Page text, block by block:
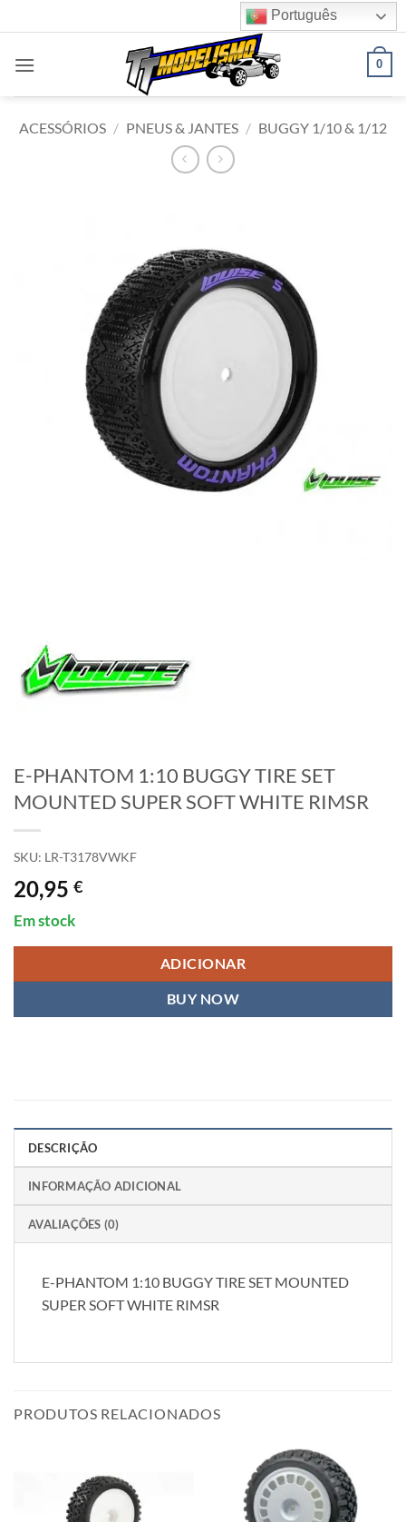
to
content
Português
0
ACESSÓRIOS / PNEUS & JANTES / BUGGY 1/10 & 1/12
E-PHANTOM 1:10 BUGGY TIRE SET
MOUNTED SUPER SOFT WHITE RIMSR
SKU: LR-T3178VWKF
20,95 €
Em stock
ADICIONAR
BUY NOW
DESCRIÇÃO
INFORMAÇÃO ADICIONAL
AVALIAÇÕES (0)
E-PHANTOM 1:10 BUGGY TIRE SET MOUNTED
SUPER SOFT WHITE RIMSR
PRODUTOS RELACIONADOS